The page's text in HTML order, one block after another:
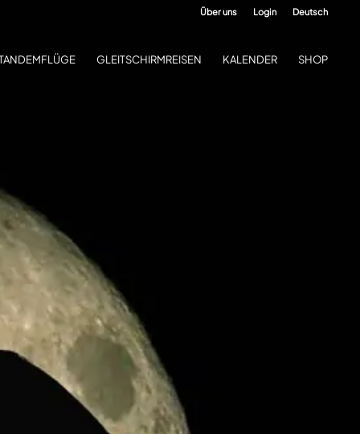
Über uns Login Deutsch
GLEITSCHIRMREISEN KALENDER SHOP